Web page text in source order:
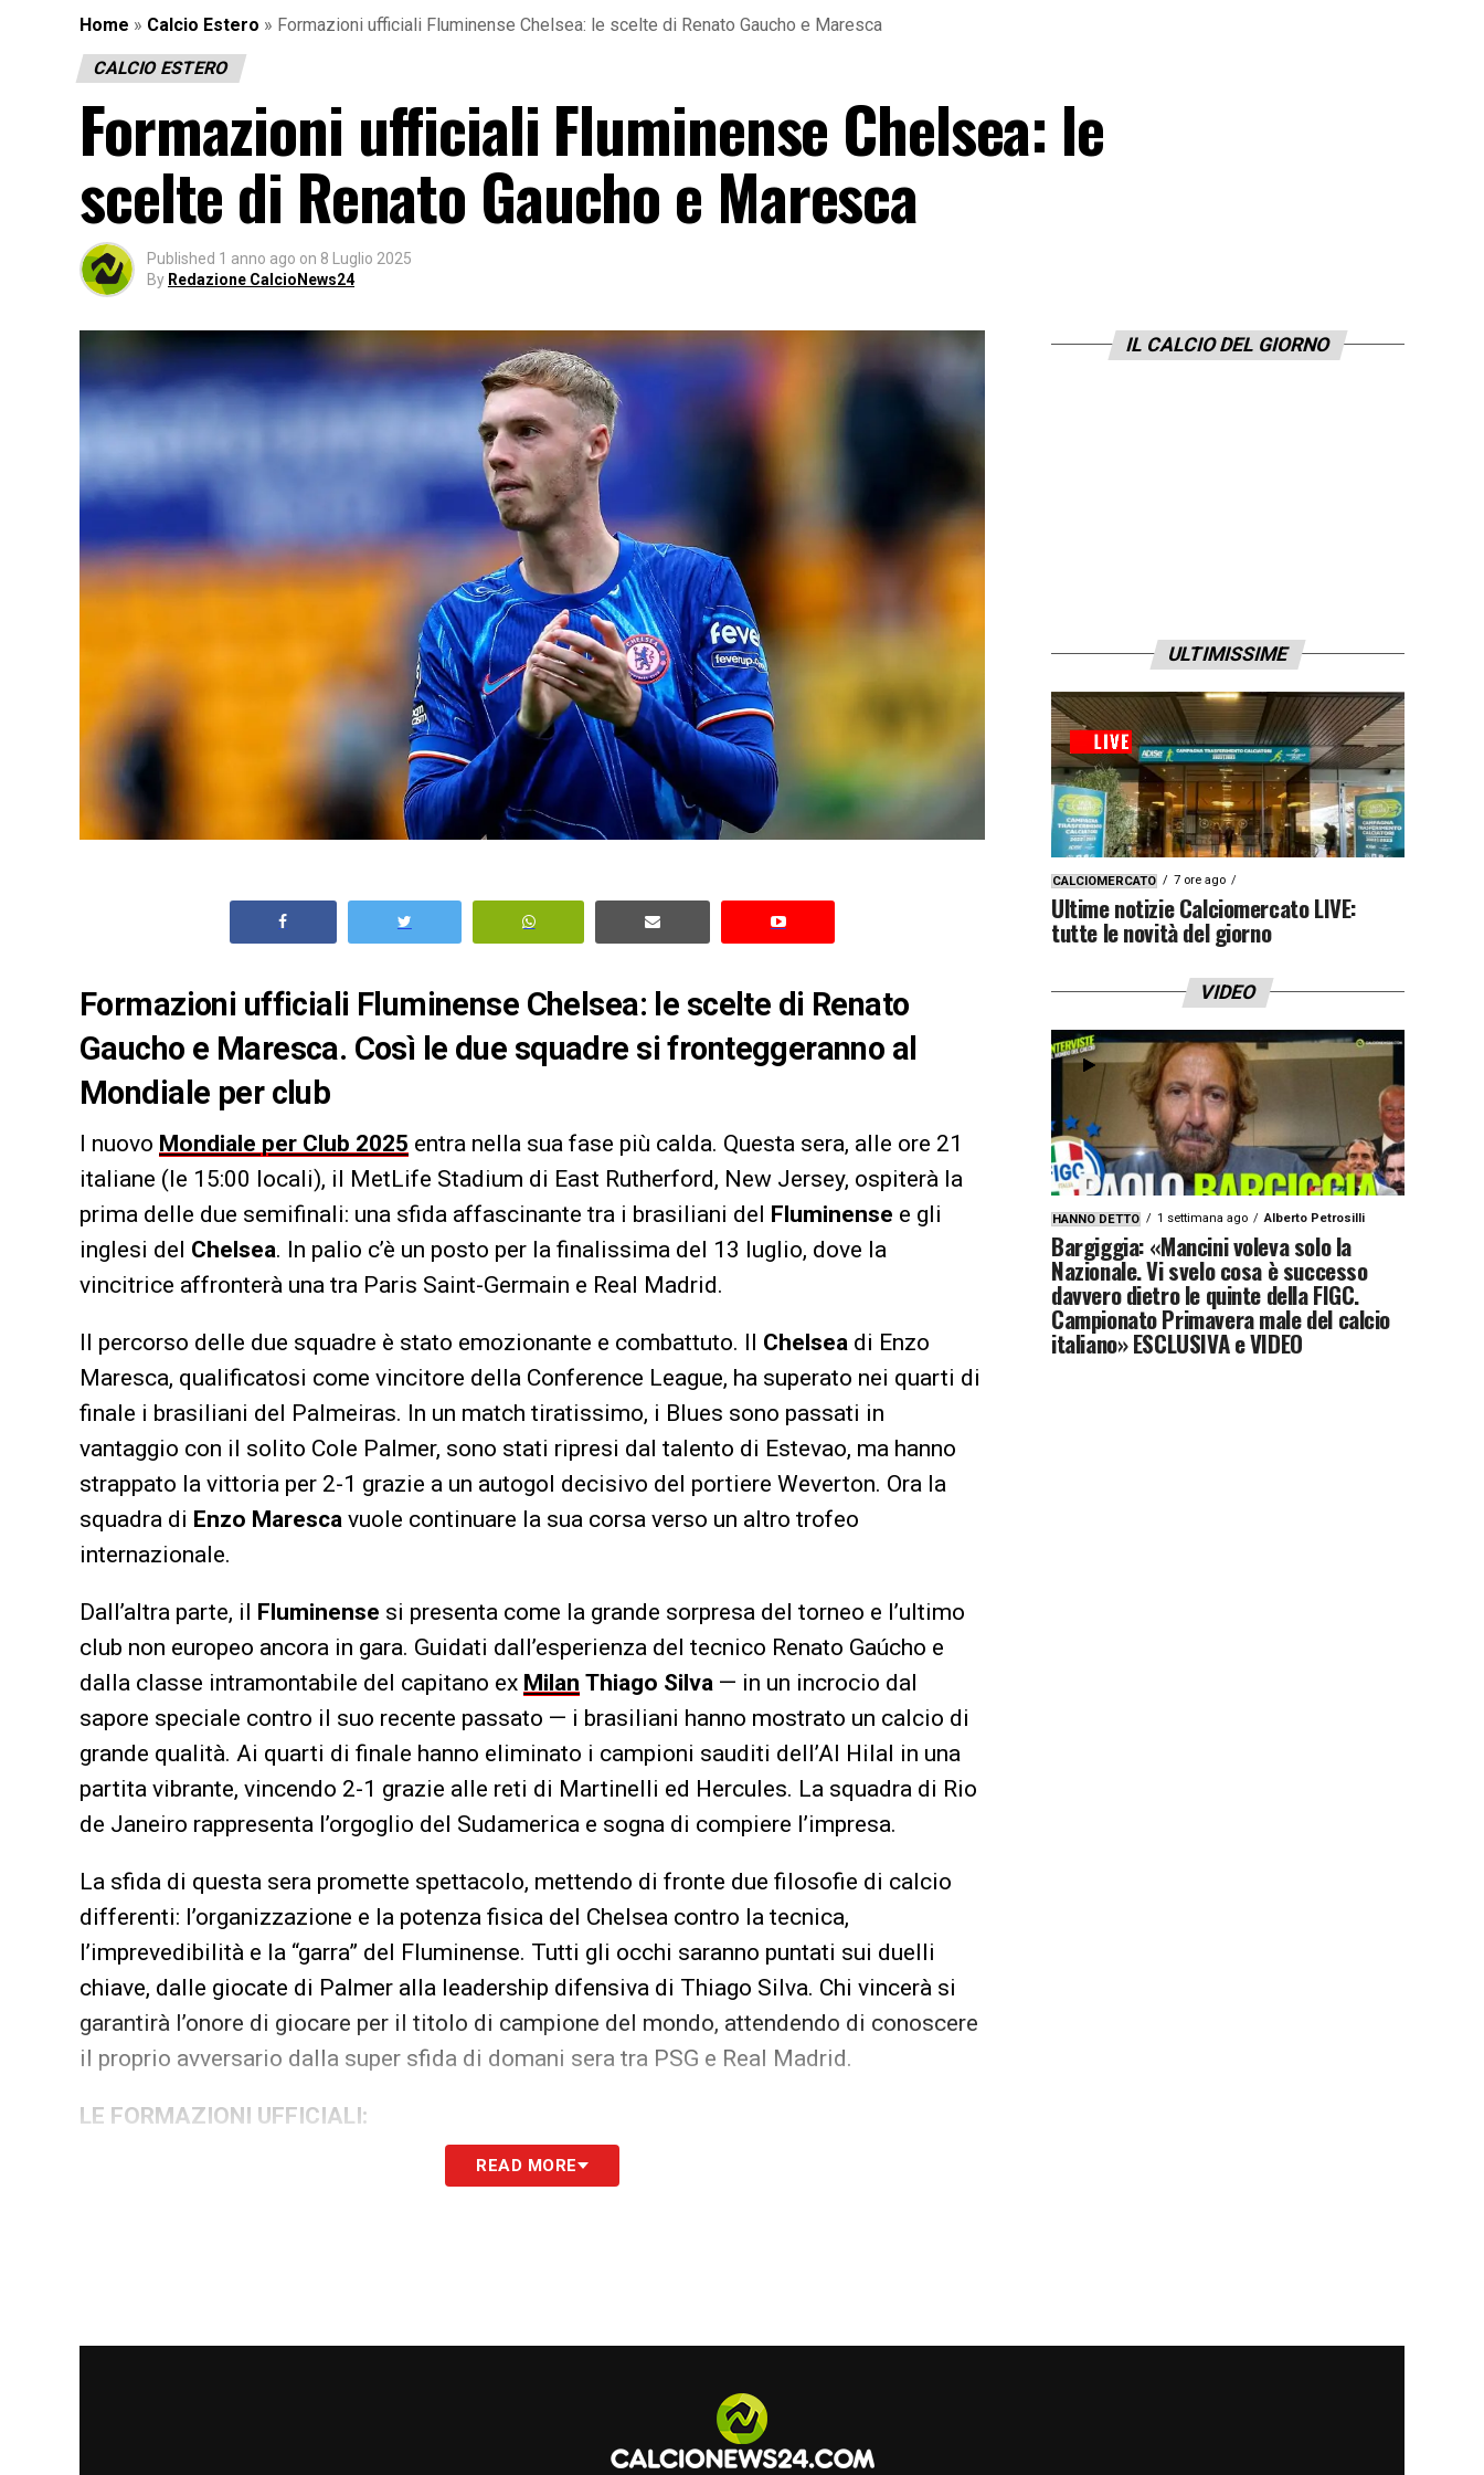
Home » Calcio Estero » Formazioni ufficiali Fluminense Chelsea: le scelte di Renato Gaucho e Maresca
CALCIO ESTERO
Formazioni ufficiali Fluminense Chelsea: le
scelte di Renato Gaucho e Maresca
Published 1 anno ago on 8 Luglio 2025
By Redazione CalcioNews24
Formazioni ufficiali Fluminense Chelsea: le scelte di Renato
Gaucho e Maresca. Così le due squadre si fronteggeranno al
Mondiale per club
l nuovo Mondiale per Club 2025 entra nella sua fase più calda. Questa sera, alle ore 21
italiane (le 15:00 locali), il MetLife Stadium di East Rutherford, New Jersey, ospiterà la
prima delle due semifinali: una sfida affascinante tra i brasiliani del Fluminense e gli
inglesi del Chelsea. In palio c’è un posto per la finalissima del 13 luglio, dove la
vincitrice affronterà una tra Paris Saint-Germain e Real Madrid.
Il percorso delle due squadre è stato emozionante e combattuto. Il Chelsea di Enzo
Maresca, qualificatosi come vincitore della Conference League, ha superato nei quarti di
finale i brasiliani del Palmeiras. In un match tiratissimo, i Blues sono passati in
vantaggio con il solito Cole Palmer, sono stati ripresi dal talento di Estevao, ma hanno
strappato la vittoria per 2-1 grazie a un autogol decisivo del portiere Weverton. Ora la
squadra di Enzo Maresca vuole continuare la sua corsa verso un altro trofeo
internazionale.
Dall’altra parte, il Fluminense si presenta come la grande sorpresa del torneo e l’ultimo
club non europeo ancora in gara. Guidati dall’esperienza del tecnico Renato Gaúcho e
dalla classe intramontabile del capitano ex Milan Thiago Silva — in un incrocio dal
sapore speciale contro il suo recente passato — i brasiliani hanno mostrato un calcio di
grande qualità. Ai quarti di finale hanno eliminato i campioni sauditi dell’Al Hilal in una
partita vibrante, vincendo 2-1 grazie alle reti di Martinelli ed Hercules. La squadra di Rio
de Janeiro rappresenta l’orgoglio del Sudamerica e sogna di compiere l’impresa.
La sfida di questa sera promette spettacolo, mettendo di fronte due filosofie di calcio
differenti: l’organizzazione e la potenza fisica del Chelsea contro la tecnica,
l’imprevedibilità e la “garra” del Fluminense. Tutti gli occhi saranno puntati sui duelli
chiave, dalle giocate di Palmer alla leadership difensiva di Thiago Silva. Chi vincerà si
garantirà l’onore di giocare per il titolo di campione del mondo, attendendo di conoscere
il proprio avversario dalla super sfida di domani sera tra PSG e Real Madrid.
LE FORMAZIONI UFFICIALI:
: Fabio; Ignacio, Thiago Silva, René; Samuel Xavier, Hercules,
READ MORE
IL CALCIO DEL GIORNO
ULTIMISSIME
CALCIOMERCATO 7 ore ago
Ultime notizie Calciomercato LIVE:
tutte le novità del giorno
VIDEO
HANNO DETTO 1 settimana ago Alberto Petrosilli
Bargiggia: «Mancini voleva solo la
Nazionale. Vi svelo cosa è successo
davvero dietro le quinte della FIGC.
Campionato Primavera male del calcio
italiano» ESCLUSIVA e VIDEO